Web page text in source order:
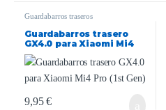
Guardabarros traseros
Guardabarros trasero
GX4.0 para Xiaomi Mi4
Pro (1st Gen)
9,95€